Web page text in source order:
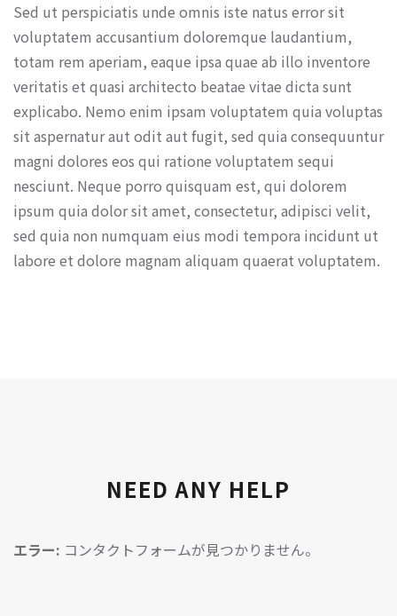
Sed ut perspiciatis unde omnis iste natus error sit
voluptatem accusantium doloremque laudantium,
totam rem aperiam, eaque ipsa quae ab illo inventore
veritatis et quasi architecto beatae vitae dicta sunt
explicabo. Nemo enim ipsam voluptatem quia voluptas
sit aspernatur aut odit aut fugit, sed quia consequuntur
magni dolores eos qui ratione voluptatem sequi
nesciunt. Neque porro quisquam est, qui dolorem
ipsum quia dolor sit amet, consectetur, adipisci velit,
sed quia non numquam eius modi tempora incidunt ut
labore et dolore magnam aliquam quaerat voluptatem.
NEED ANY HELP
エラー: コンタクトフォームが見つかりません。